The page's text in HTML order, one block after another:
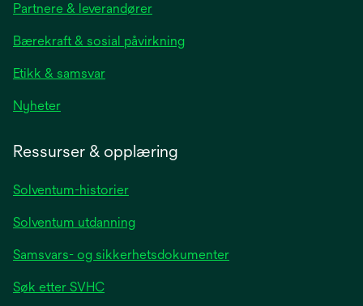
a
new
Partnere & leverandører
Bærekraft & sosial påvirkning
Etikk & samsvar
Nyheteropens
Ressurser & opplæring
Solventum-historier
Solventum utdanning
Samsvars- og sikkerhetsdokumenter
Søk etter SVHC